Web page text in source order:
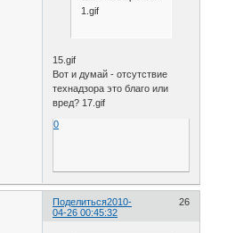
1.gif
15.gif
Вот и думай - отсутствие
технадзора это благо или
вред? 17.gif
0
Поделиться 26
2010-
04-26 00:45:32